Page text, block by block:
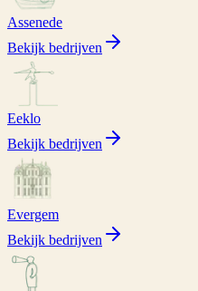
Assenede
Bekijk bedrijven
Eeklo
Bekijk bedrijven
Evergem
Bekijk bedrijven